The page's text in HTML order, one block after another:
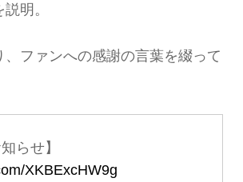
明。
、ファンへの感謝の言葉を綴って
らせ】
XKBExcHW9g